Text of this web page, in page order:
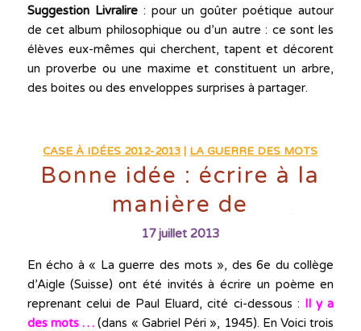
Suggestion Livralire: pour un goûter poétique autour
de cet album philosophique ou d’un autre : ce sont les
élèves eux-mêmes qui cherchent, tapent et décorent
un proverbe ou une maxime et constituent un arbre,
des boites ou des enveloppes surprises à partager.
CASE À IDÉES 2012-2013 LA GUERRE DES MOTS
Bonne idée : écrire à la
manière de
17 juillet 2013
En écho à « La guerre des mots », des 6e du collège
d’Aigle (Suisse) ont été invités à écrire un poème en
reprenant celui de Paul Eluard, cité ci-dessous : Il y a
des mots … (dans « Gabriel Péri », 1945). En Voici trois